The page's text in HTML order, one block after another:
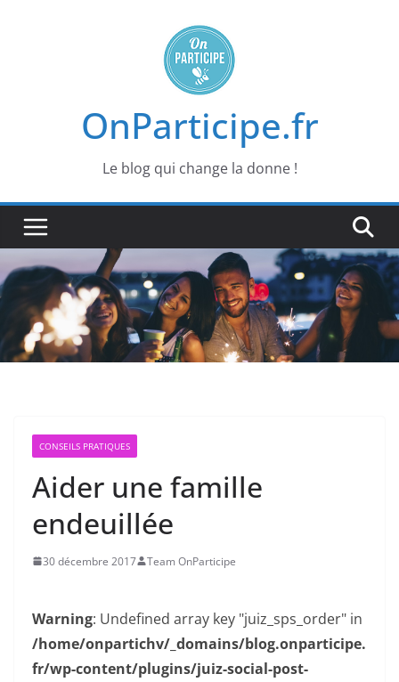
OnParticipe.fr
Le blog qui change la donne !
CONSEILS PRATIQUES
Aider une famille
endeuillée
30 décembre 2017 Team OnParticipe
Warning: Undefined array key "juiz_sps_order" in
/home/onpartichv/_domains/blog.onparticipe.
fr/wp-content/plugins/juiz-social-post-